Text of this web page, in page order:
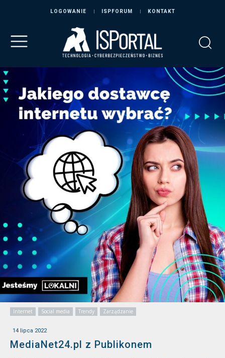
LOGOWANIE ISPFORUM KONTAKT
Internet Social media Trendy Zarządzanie
14 lipca 2022
MediaNet24.pl z Publikonem